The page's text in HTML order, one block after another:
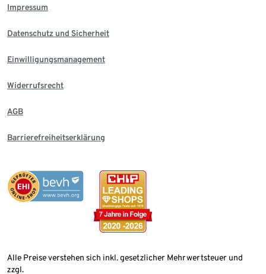
Impressum
Datenschutz und Sicherheit
Einwilligungsmanagement
Widerrufsrecht
AGB
Barrierefreiheitserklärung
Alle Preise verstehen sich inkl. gesetzlicher Mehrwertsteuer und
zzgl.